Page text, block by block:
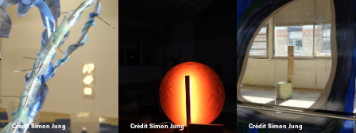
Crédit Simon Jung Crédit Simon Jung Crédit Simon Jung